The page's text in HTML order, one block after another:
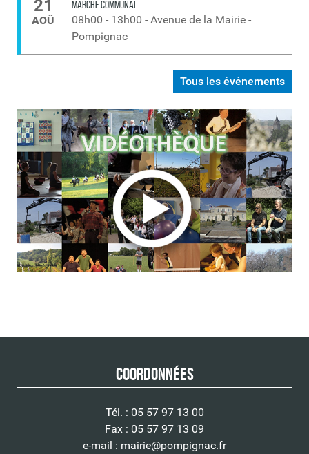
Tous les événements
21
AOÛ
MARCHÉ COMMUNAL
08h00 - 13h00 - Avenue de la Mairie -
Pompignac
Coordonnées
Tél. : 05 57 97 13 00
Fax : 05 57 97 13 09
e-mail : mairie@pompignac.fr